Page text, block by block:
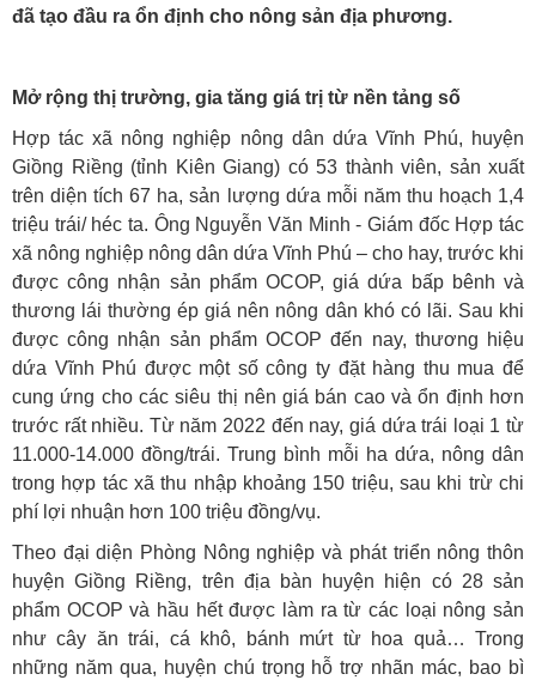
đã tạo đầu ra ổn định cho nông sản địa phương.
Mở rộng thị trường, gia tăng giá trị từ nền tảng số
Hợp tác xã nông nghiệp nông dân dứa Vĩnh Phú, huyện
Giồng Riềng (tỉnh Kiên Giang) có 53 thành viên, sản xuất
trên diện tích 67 ha, sản lượng dứa mỗi năm thu hoạch 1,4
triệu trái/ héc ta. Ông Nguyễn Văn Minh - Giám đốc Hợp tác
xã nông nghiệp nông dân dứa Vĩnh Phú – cho hay, trước khi
được công nhận sản phẩm OCOP, giá dứa bấp bênh và
thương lái thường ép giá nên nông dân khó có lãi. Sau khi
được công nhận sản phẩm OCOP đến nay, thương hiệu
dứa Vĩnh Phú được một số công ty đặt hàng thu mua để
cung ứng cho các siêu thị nên giá bán cao và ổn định hơn
trước rất nhiều. Từ năm 2022 đến nay, giá dứa trái loại 1 từ
11.000-14.000 đồng/trái. Trung bình mỗi ha dứa, nông dân
trong hợp tác xã thu nhập khoảng 150 triệu, sau khi trừ chi
phí lợi nhuận hơn 100 triệu đồng/vụ.
Theo đại diện Phòng Nông nghiệp và phát triển nông thôn
huyện Giồng Riềng, trên địa bàn huyện hiện có 28 sản
phẩm OCOP và hầu hết được làm ra từ các loại nông sản
như cây ăn trái, cá khô, bánh mứt từ hoa quả… Trong
những năm qua, huyện chú trọng hỗ trợ nhãn mác, bao bì